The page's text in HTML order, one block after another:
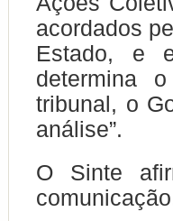
acordados
Estado, e
determina
tribunal, o
análise”.
O Sinte